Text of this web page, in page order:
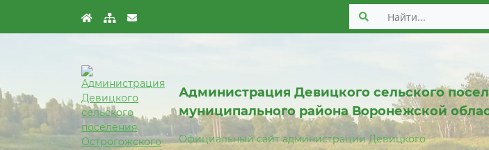
Администрация Девицкого сельского
муниципального района Воронежской
Официальный сайт администрации Девицкого